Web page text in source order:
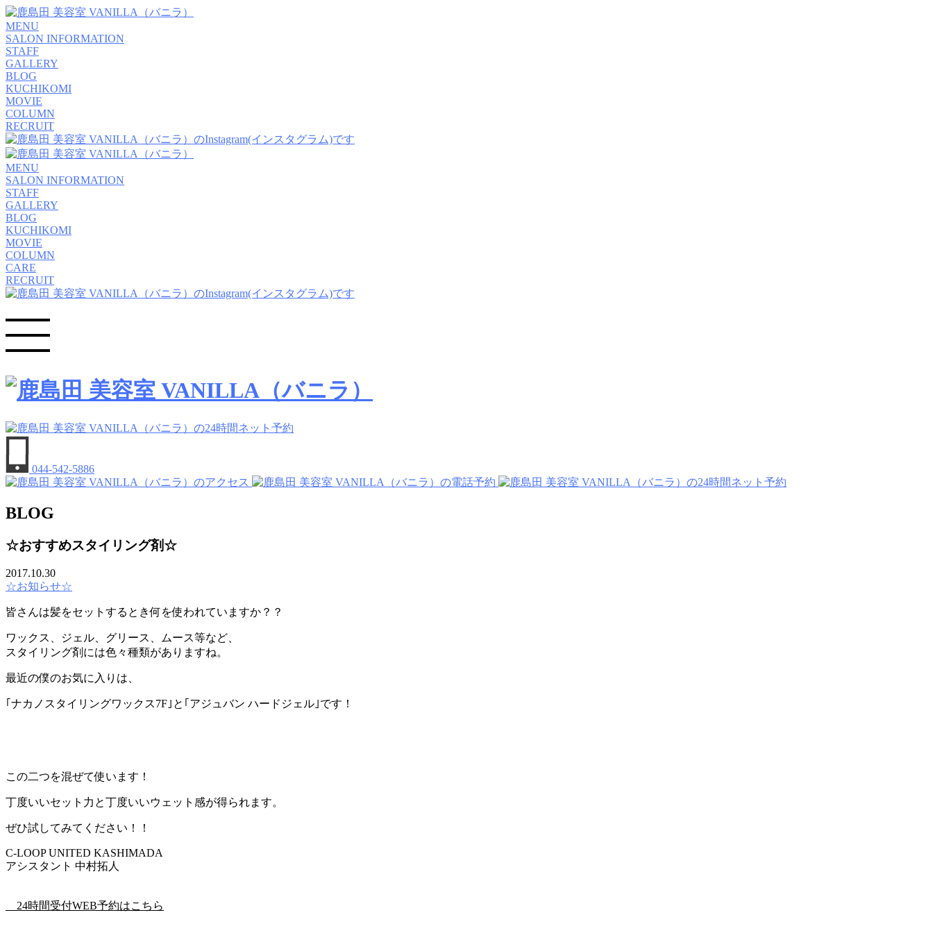
MENU
SALON INFORMATION
STAFF
GALLERY
BLOG
KUCHIKOMI
MOVIE
COLUMN
RECRUIT
MENU
SALON INFORMATION
STAFF
GALLERY
BLOG
KUCHIKOMI
MOVIE
COLUMN
CARE
RECRUIT
044-542-5886
BLOG
☆おすすめスタイリング剤☆
2017.10.30
☆お知らせ☆
皆さんは髪をセットするとき何を使われていますか？？
ワックス、ジェル、グリース、ムース等など、
スタイリング剤には色々種類がありますね。
最近の僕のお気に入りは、
｢ナカノスタイリングワックス7F｣と｢アジュバン ハードジェル｣です！
この二つを混ぜて使います！
丁度いいセット力と丁度いいウェット感が得られます。
ぜひ試してみてください！！
C-LOOP UNITED KASHIMADA
アシスタント 中村拓人
24時間受付WEB予約はこちら